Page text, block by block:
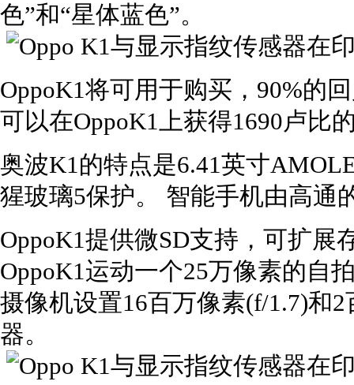
色”和“星体蓝色”。
OppoK1将可用于购买，90%的
可以在OppoK1上获得1690卢比
奥波K1的特点是6.41英寸
猩玻璃5保护。 智能手机由高通
OppoK1提供微SD支持，可扩展
OppoK1运动一个25万像素的自
摄像机设置16百万像素(f/1.7)和
器。